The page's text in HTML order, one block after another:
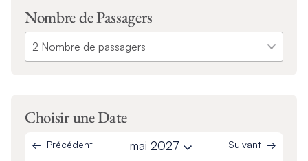
Nombre de Passagers
Choisir une Date
Précédent mai 2027 Suivant